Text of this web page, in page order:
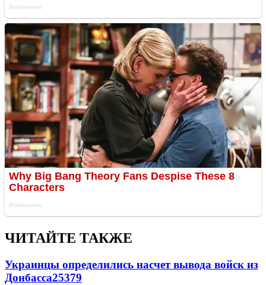
ЧИТАЙТЕ ТАКЖЕ
Украинцы определились насчет вывода войск из
Донбасса25379